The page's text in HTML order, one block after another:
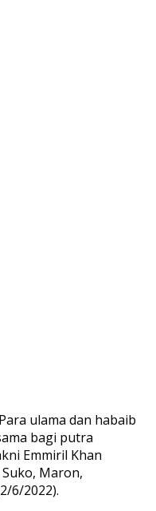
ulama dan habaib
bagi putra
Emmiril Khan
Maron,
6/2022).